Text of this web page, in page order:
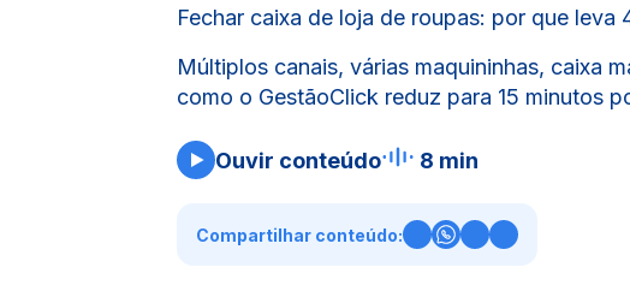
Fechar caixa de loja de roupas: por que leva
Múltiplos canais, várias maquininhas, caixa
como o GestãoClick reduz para 15 minutos
Ouvir conteúdo 8 min
Compartilhar conteúdo: